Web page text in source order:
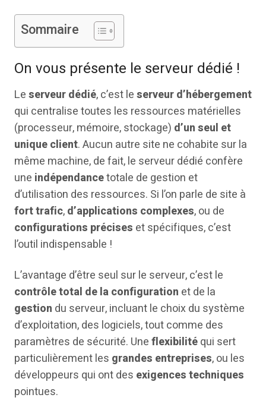
Sommaire
On vous présente le serveur dédié !
Leserveur dédié, c’est leserveur d’hébergement
qui centralise toutes les ressources matérielles
(processeur, mémoire, stockage) d’un seul et
unique client. Aucun autre site ne cohabite sur la
même machine, de fait, le serveur dédié confère
une indépendancetotale de gestion et
d’utilisation des ressources. Si l’on parle de site à
fort trafic,d’applications complexes, ou de
configurations précises et spécifiques, c’est
l’outil indispensable !
L’avantage d’être seul sur le serveur, c’est le
contrôle total de la configuration et de la
gestion du serveur, incluant le choix du système
d’exploitation, des logiciels, tout comme des
paramètres de sécurité. Uneflexibilitéqui sert
particulièrement les grandes entreprises, ou les
développeurs qui ont des exigences techniques
pointues.